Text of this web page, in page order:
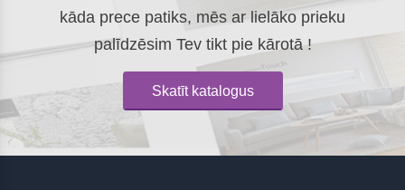
kāda prece patiks, mēs ar lielāko prieku
palīdzēsim Tev tikt pie kārotā !
Skatīt katalogus